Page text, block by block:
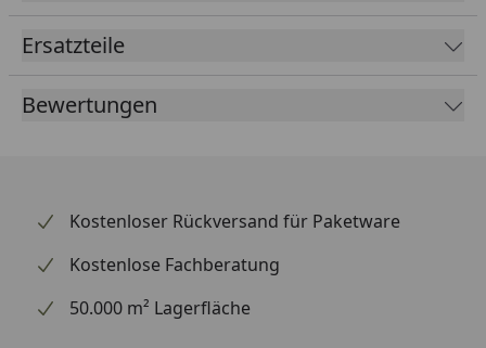
Ersatzteile
Bewertungen
Kostenloser Rückversand für Paketware
Kostenlose Fachberatung
50.000 m² Lagerfläche